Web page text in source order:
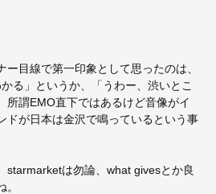
ー目線で第一印象として思ったのは、
る」というか、「うわー、渋いとこ
所謂EMO直下ではあるけど音像がイ
ドが日本は金沢で鳴っているという事
starmarketは勿論、what givesとか良